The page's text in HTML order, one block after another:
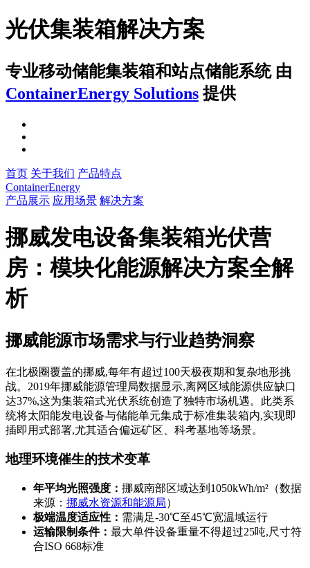
光伏集装箱解决方案
专业移动储能集装箱和站点储能系统 由
ContainerEnergy Solutions 提供
首页 关于我们 产品特点
ContainerEnergy
产品展示 应用场景 解决方案
挪威发电设备集装箱光伏营
房：模块化能源解决方案全解
析
挪威能源市场需求与行业趋势洞察
在北极圈覆盖的挪威,每年有超过100天极夜期和复杂地形挑
战。2019年挪威能源管理局数据显示,离网区域能源供应缺口
达37%,这为集装箱式光伏系统创造了独特市场机遇。此类系
统将太阳能发电设备与储能单元集成于标准集装箱内,实现即
插即用式部署,尤其适合偏远矿区、科考基地等场景。
地理环境催生的技术变革
年平均光照强度： 挪威南部区域达到1050kWh/m²（数据
来源： 挪威水资源和能源局）
极端温度适应性： 需满足-30℃至45℃宽温域运行
运输限制条件： 最大单件设备重量不得超过25吨,尺寸符
合ISO 668标准